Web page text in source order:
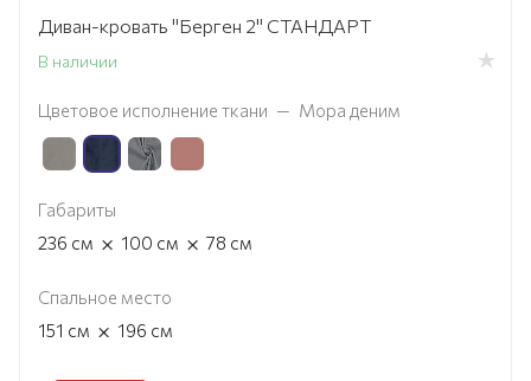
Диван-кровать "Берген 2" СТАНДАРТ
В наличии
Цветовое исполнение ткани — Мора деним
Габариты
236 см × 100 см × 78 см
Спальное место
151 см × 196 см